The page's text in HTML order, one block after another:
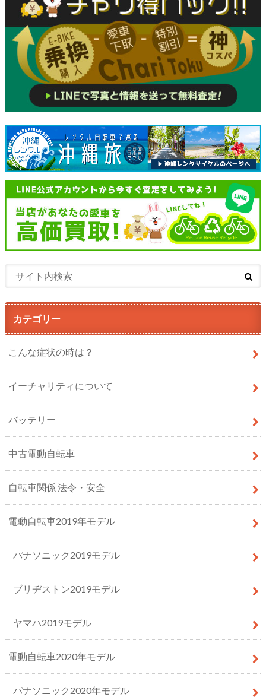
カテゴリー
こんな症状の時は？
イーチャリティについて
バッテリー
中古電動自転車
自転車関係 法令・安全
電動自転車2019年モデル
パナソニック2019モデル
ブリヂストン2019モデル
ヤマハ2019モデル
電動自転車2020年モデル
パナソニック2020年モデル